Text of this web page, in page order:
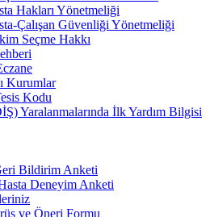
Hakları Yönetmeliği
Çalışan Güvenliği Yönetmeliği
Seçme Hakkı
Kurumlar
Kodu
Yaralanmalarında İlk Yardım Bilgisi
Bildirim Anketi
Deneyim Anketi
ve Öneri Formu